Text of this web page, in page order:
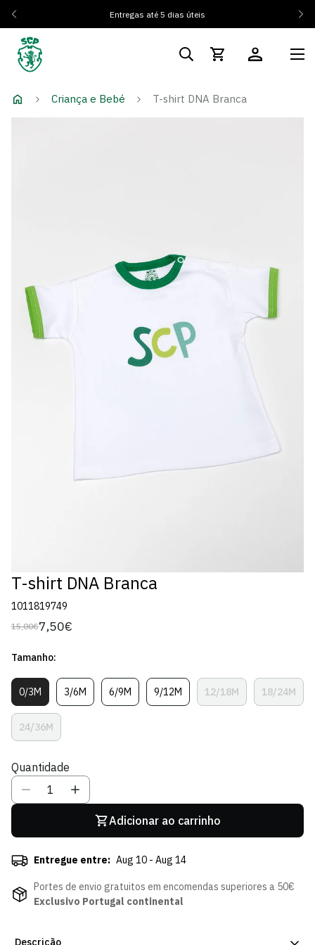
Entregas até 5 dias úteis
Criança e Bebé T-shirt DNA Branca
T-shirt DNA Branca
1011819749
Preço
15,00€
Preço
venda
7,50€
Tamanho:
0/3MVariante
Esgotada
Ou
Indisponível
3/6MVariante
Esgotada
6/9MVariante
Esgotada
9/12MVariante
Esgotada
12/18MVariante
Esgotada
18/24M
24/36MVariante
Esgotada
Indisponível
Quantidade
Adicionar ao carrinho
Entregue entre: Aug 10 - Aug 14
Portes de envio gratuitos em encomendas superiores a 50€
Exclusivo Portugal continental
Descrição